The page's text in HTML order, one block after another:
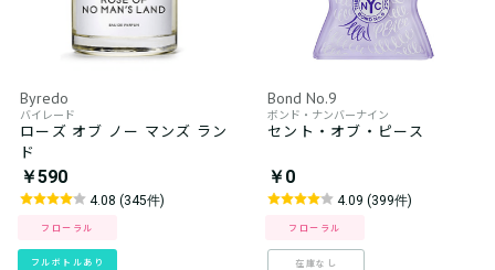
Byredo
バイレード
ローズ オブ ノー マンズ ラン
ド
￥590
4.08 (345件)
フローラル
フルボトルあり
Bond No.9
ボンド・ナンバーナイン
セント・オブ・ピース
￥0
4.09 (399件)
フローラル
在庫なし